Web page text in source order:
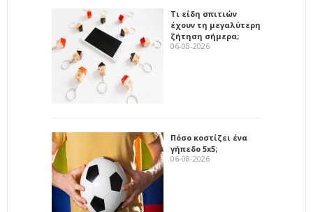
Τι είδη σπιτιών
έχουν τη μεγαλύτερη
ζήτηση σήμερα;
06-08-2026
Πόσο κοστίζει ένα
γήπεδο 5x5;
06-08-2026